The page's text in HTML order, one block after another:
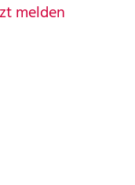
melden